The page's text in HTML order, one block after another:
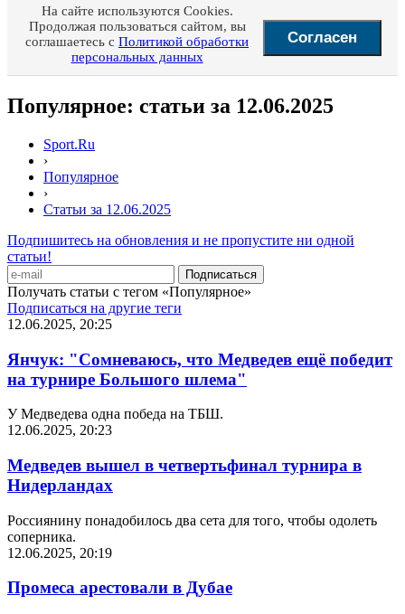
На сайте используются Cookies.
Продолжая пользоваться сайтом, вы
соглашаетесь с Политикой обработки
персональных данных
Согласен
Популярное: статьи за 12.06.2025
Sport.Ru
›
Популярное
›
Статьи за 12.06.2025
Подпишитесь на обновления и не пропустите ни одной
статьи!
Получать статьи с тегом «Популярное»
Подписаться на другие теги
12.06.2025, 20:25
Янчук: "Сомневаюсь, что Медведев ещё победит
на турнире Большого шлема"
У Медведева одна победа на ТБШ.
12.06.2025, 20:23
Медведев вышел в четвертьфинал турнира в
Нидерландах
Россиянину понадобилось два сета для того, чтобы одолеть
соперника.
12.06.2025, 20:19
Промеса арестовали в Дубае